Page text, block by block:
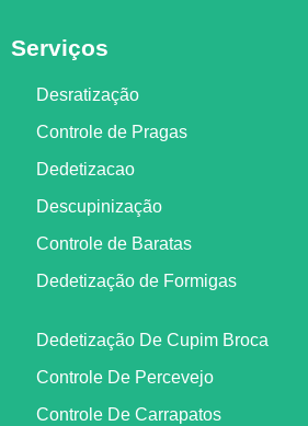
Serviços
Desratização
Controle de Pragas
Dedetizacao
Descupinização
Controle de Baratas
Dedetização de Formigas
Dedetização De Cupim Broca
Controle De Percevejo
Controle De Carrapatos